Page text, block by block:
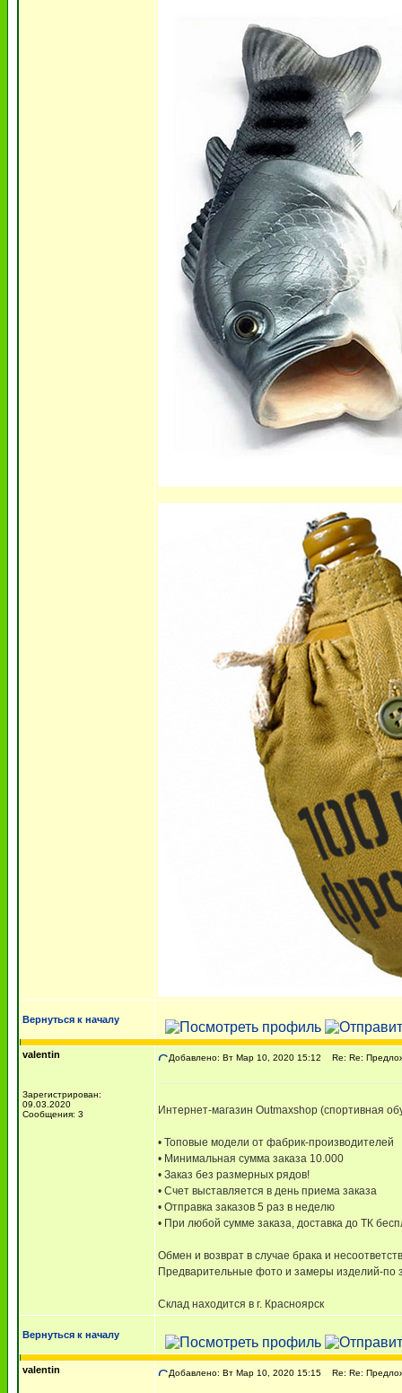
Вернуться к началу
valentin
Зарегистрирован:
09.03.2020
Сообщения: 3
Добавлено: Вт Мар 10, 2020 15:12 Re: Re:
Интернет-магазин Outmaxshop (спортивная
• Топовые модели от фабрик-производителей
• Минимальная сумма заказа 10.000
• Заказ без размерных рядов!
• Счет выставляется в день приема заказа
• Отправка заказов 5 раз в неделю
• При любой сумме заказа, доставка до ТК
Обмен и возврат в случае брака и
Предварительные фото и замеры изделий-по
Склад находится в г. Красноярск
Вернуться к началу
valentin Добавлено: Вт Мар 10, 2020 15:15 Re: Re: